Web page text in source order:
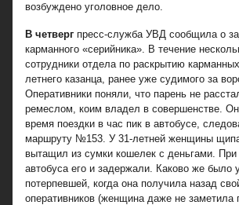
возбуждено уголовное дело.
В четверг пресс-служба УВД сообщила о
карманного «серийника». В течение
сотрудники отдела по раскрытию
летнего казанца, ранее уже судимого за
Оперативники поняли, что парень не
ремеслом, коим владел в совершенстве.
время поездки в час пик в автобусе,
маршруту №153. У 31-летней женщины
вытащил из сумки кошелек с деньгами.
автобуса его и задержали. Каково же было
потерпевшей, когда она получила назад
оперативников (женщина даже не заметила